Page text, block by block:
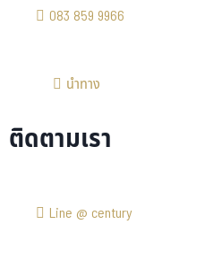
083 859 9966
นำทาง
ติดตามเรา
Line @ century